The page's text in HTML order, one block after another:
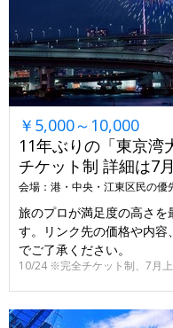
￥5,000～10,000
11年ぶりの「東京湾
チケット制 詳細は7
会場：港・中央・江東区民の優
旅のプロが満足度の高さを
す。リンク先の価格や内
でご了承ください。
10/24 ※完全チケット制、7月